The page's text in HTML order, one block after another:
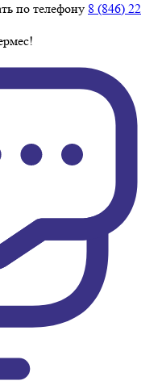
по телефону 8 (846) 22